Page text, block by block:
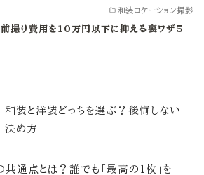
和装ロケーション撮影
前撮り費用を10万円以下に抑える裏ワザ5
和装と洋装どっちを選ぶ？後悔しない
決め方
通点とは？誰でも「最高の1枚」を